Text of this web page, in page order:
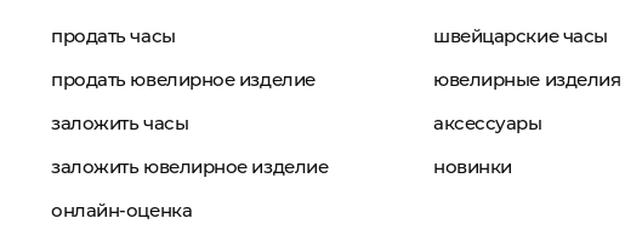
продать часы
продать ювелирное изделие
заложить часы
заложить ювелирное изделие
онлайн-оценка
швейцарские часы
ювелирные изделия
аксессуары
новинки